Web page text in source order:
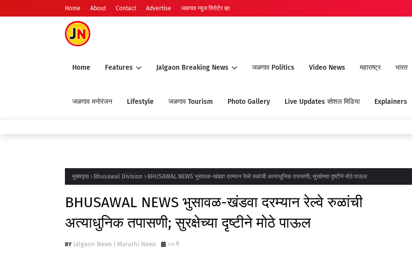
Home About Contact Advertise जळगाव न्यूज रिपोर्टर व्हा
Home Features Jalgaon Breaking News जळगाव Politics Video News महाराष्ट्र भारत
जळगाव मनोरंजन Lifestyle जळगाव Tourism Photo Gallery Live Updates सोशल मिडिया Explainers
मुख्यपृष्ठ Bhusawal Division BHUSAWAL NEWS भुसावळ-खंडवा दरम्यान रेल्वे रुळांची अत्याधुनिक तपासणी; सुरक्षेच्या दृष्टीने मोठे पाऊल
BHUSAWAL NEWS भुसावळ-खंडवा दरम्यान रेल्वे रुळांची
अत्याधुनिक तपासणी; सुरक्षेच्या दृष्टीने मोठे पाऊल
Jalgaon News | Marathi News ०५ मे